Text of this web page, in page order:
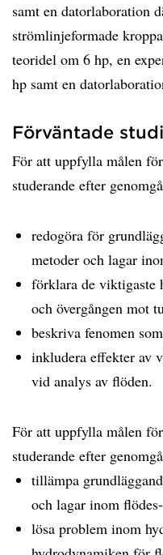
samt en datorlaboration
strömlinjeformade
teoridel om 6 hp, en
hp samt en
Förväntade
För att uppfylla målen
studerande efter
redogöra för
metoder och lagar
förklara de viktigaste
och övergången mot
beskriva fenomen
inkludera effekter av
vid analys av flöden.
För att uppfylla målen
studerande efter
tillämpa
och lagar inom
lösa problem inom